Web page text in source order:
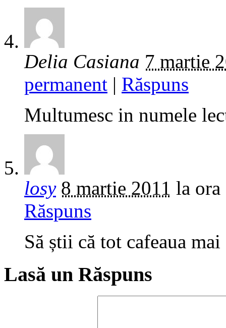
Delia Casiana 7 martie
permanent | Răspuns
Multumesc in numele
losy 8 martie 2011 la ora
Răspuns
Să știi că tot cafeaua
Lasă un Răspuns